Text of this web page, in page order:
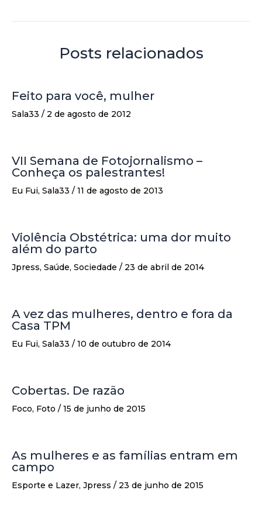
Posts relacionados
Feito para você, mulher
Sala33 / 2 de agosto de 2012
VII Semana de Fotojornalismo –
Conheça os palestrantes!
Eu Fui, Sala33 / 11 de agosto de 2013
Violência Obstétrica: uma dor muito
além do parto
Jpress, Saúde, Sociedade / 23 de abril de 2014
A vez das mulheres, dentro e fora da
Casa TPM
Eu Fui, Sala33 / 10 de outubro de 2014
Cobertas. De razão
Foco, Foto / 15 de junho de 2015
As mulheres e as famílias entram em
campo
Esporte e Lazer, Jpress / 23 de junho de 2015